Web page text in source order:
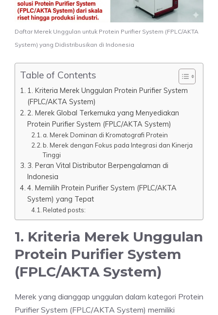
Daftar Merek Unggulan untuk Protein Purifier System (FPLC/AKTA
System) yang Didistribusikan di Indonesia
Table of Contents
1. Kriteria Merek Unggulan Protein Purifier System
(FPLC/AKTA System)
2. Merek Global Terkemuka yang Menyediakan
Protein Purifier System (FPLC/AKTA System)
a. Merek Dominan di Kromatografi Protein
b. Merek dengan Fokus pada Integrasi dan Kinerja
Tinggi
3. Peran Vital Distributor Berpengalaman di
Indonesia
4. Memilih Protein Purifier System (FPLC/AKTA
System) yang Tepat
Related posts:
1. Kriteria Merek Unggulan
Protein Purifier System
(FPLC/AKTA System)
Merek yang dianggap unggulan dalam kategori Protein
Purifier System (FPLC/AKTA System) memiliki